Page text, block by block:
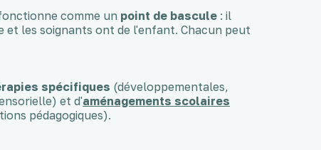
comme un point de bascule : il
et les soignants ont de l'enfant. Chacun peut
spécifiques (développementales,
et d'aménagements scolaires
pédagogiques).